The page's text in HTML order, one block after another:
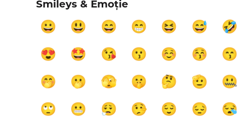
Smileys & Emoție
😀 😃 😄 😁 😆 😅 🤣
😍
🤩 😘 😗 ☺️ 😚 😙
🤭
🫢 🫣 🤫 🤔 🫡 🤐
🙄
😬 😮‍💨 🤥 😌 😔 😪